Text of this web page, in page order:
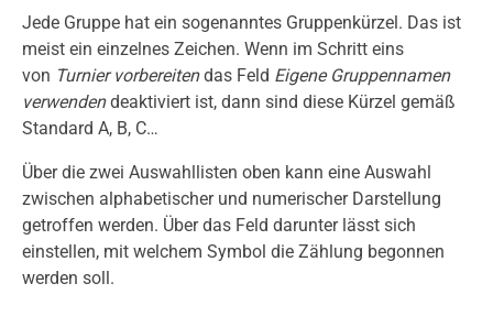
Jede Gruppe hat ein sogenanntes Gruppenkürzel. Das ist
meist ein einzelnes Zeichen. Wenn im Schritt eins
von Turnier vorbereitendas Feld Eigene Gruppennamen
verwendendeaktiviert ist, dann sind diese Kürzel gemäß
Standard A, B, C…
Über die zwei Auswahllisten oben kann eine Auswahl
zwischen alphabetischer und numerischer Darstellung
getroffen werden. Über das Feld darunter lässt sich
einstellen, mit welchem Symbol die Zählung begonnen
werden soll.